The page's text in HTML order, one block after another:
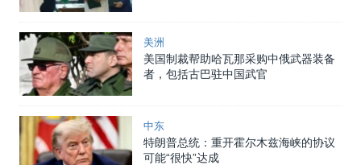
美洲
美国制裁帮助哈瓦那采购中俄武器装备
者，包括古巴驻中国武官
中东
特朗普总统：重开霍尔木兹海峡的协议
可能“很快”达成